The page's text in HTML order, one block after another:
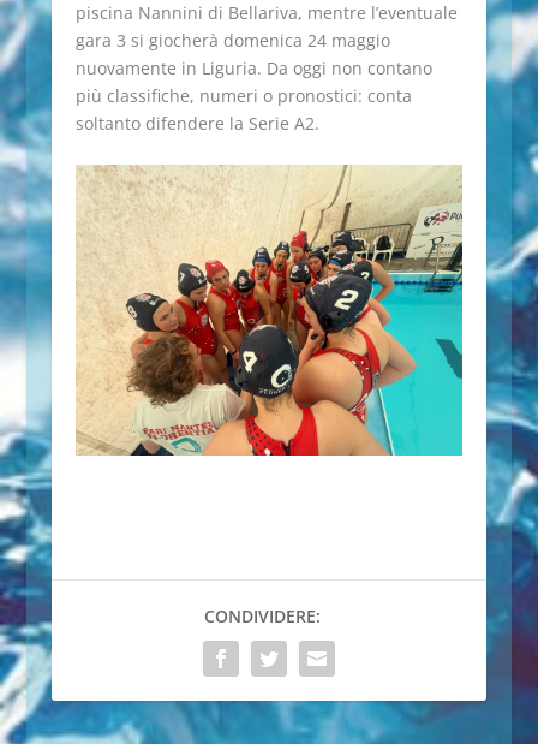
piscina Nannini di Bellariva, mentre l’eventuale
gara 3 si giocherà domenica 24 maggio
nuovamente in Liguria. Da oggi non contano
più classifiche, numeri o pronostici: conta
soltanto difendere la Serie A2.
CONDIVIDERE: